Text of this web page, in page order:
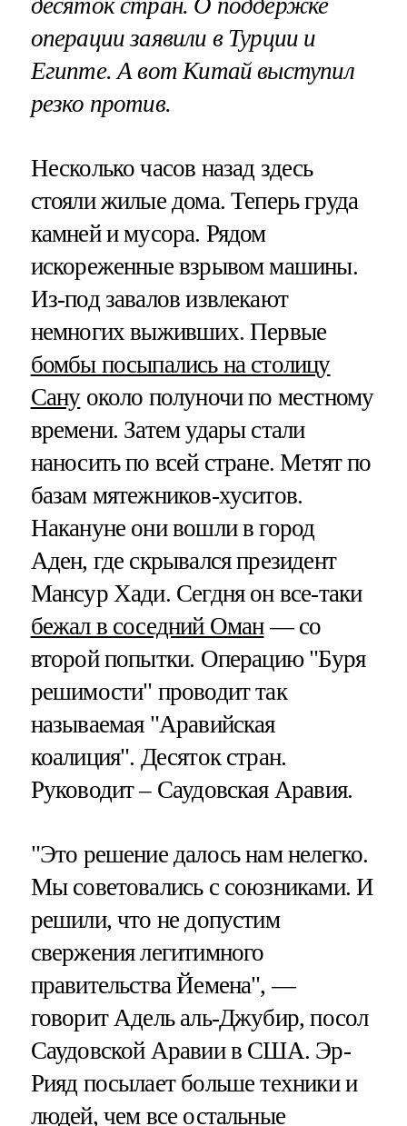
операции заявили в Турции и
Египте. А вот Китай выступил
резко против.
Несколько часов назад здесь
стояли жилые дома. Теперь груда
камней и мусора. Рядом
искореженные взрывом машины.
Из-под завалов извлекают
немногих выживших. Первые
бомбы посыпались на столицу
Сануоколо полуночи по местному
времени. Затем удары стали
наносить по всей стране. Метят по
базам мятежников-хуситов.
Накануне они вошли в город
Аден, где скрывался президент
Мансур Хади. Сегдня он все-таки
бежал в соседний Оман— со
второй попытки. Операцию "Буря
решимости" проводит так
называемая "Аравийская
коалиция". Десяток стран.
Руководит – Саудовская Аравия.
"Это решение далось нам нелегко.
Мы советовались с союзниками. И
решили, что не допустим
свержения легитимного
правительства Йемена", —
говорит Адель аль-Джубир, посол
Саудовской Аравии в США. Эр-
Рияд посылает больше техники и
людей, чем все остальные